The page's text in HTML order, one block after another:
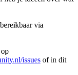
via
issues of in dit